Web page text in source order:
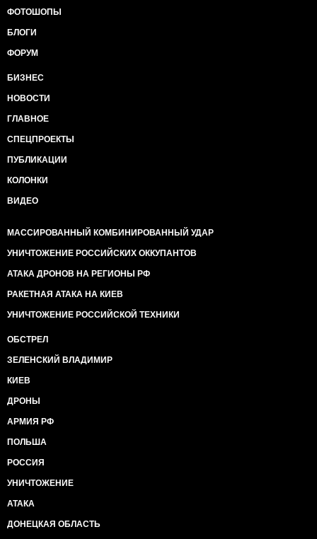
ФОТОШОПЫ
БЛОГИ
ФОРУМ
БИЗНЕС
НОВОСТИ
ГЛАВНОЕ
СПЕЦПРОЕКТЫ
ПУБЛИКАЦИИ
КОЛОНКИ
ВИДЕО
МАССИРОВАННЫЙ КОМБИНИРОВАННЫЙ УДАР
УНИЧТОЖЕНИЕ РОССИЙСКИХ ОККУПАНТОВ
АТАКА ДРОНОВ НА РЕГИОНЫ РФ
РАКЕТНАЯ АТАКА НА КИЕВ
УНИЧТОЖЕНИЕ РОССИЙСКОЙ ТЕХНИКИ
ОБСТРЕЛ
ЗЕЛЕНСКИЙ ВЛАДИМИР
КИЕВ
ДРОНЫ
АРМИЯ РФ
ПОЛЬША
РОССИЯ
УНИЧТОЖЕНИЕ
АТАКА
ДОНЕЦКАЯ ОБЛАСТЬ